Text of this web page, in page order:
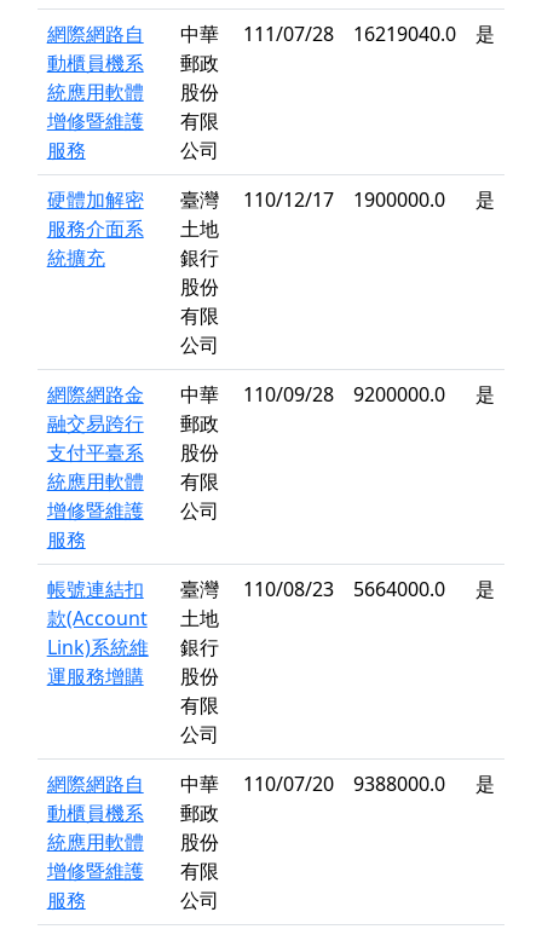
網際網路自
動櫃員機系
統應用軟體
增修暨維護
服務
中華
郵政
股份
有限
公司
111/07/28 16219040.0 是
硬體加解密
服務介面系
統擴充
臺灣
土地
銀行
股份
有限
公司
110/12/17 1900000.0 是
網際網路金
融交易跨行
支付平臺系
統應用軟體
增修暨維護
服務
中華
郵政
股份
有限
公司
110/09/28 9200000.0 是
帳號連結扣
款(Account
Link)系統維
運服務增購
臺灣
土地
銀行
股份
有限
公司
110/08/23 5664000.0 是
網際網路自
動櫃員機系
統應用軟體
增修暨維護
服務
中華
郵政
股份
有限
公司
110/07/20 9388000.0 是